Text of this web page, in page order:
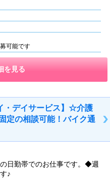
可能です
を見る
・デイサービス】☆介護
定の相談可能！バイク通
日勤帯でのお仕事です。◆週
♪